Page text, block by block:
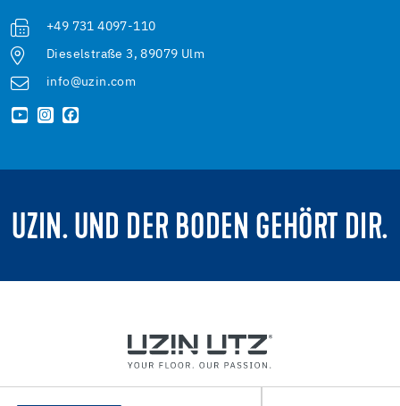
+49 731 4097-110
Dieselstraße 3, 89079 Ulm
info@uzin.com
UZIN. UND DER BODEN GEHÖRT DIR.